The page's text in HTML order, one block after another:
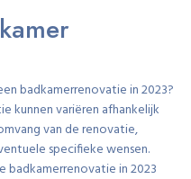
badkamerrenovatie in 2023?
kunnen variëren afhankelijk
van de renovatie,
specifieke wensen.
in 2023